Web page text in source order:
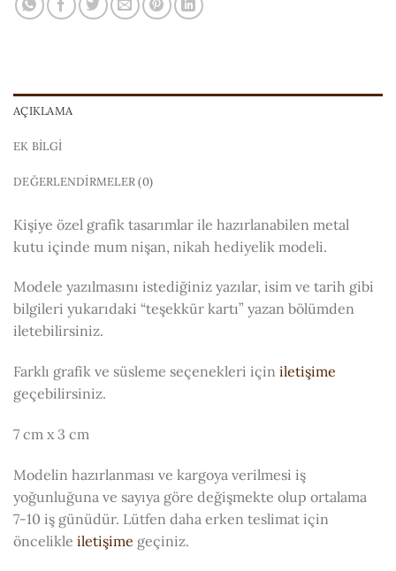
AÇIKLAMA
EK BILGI
DEĞERLENDIRMELER (0)
Kişiye özel grafik tasarımlar ile hazırlanabilen metal
kutu içinde mum nişan, nikah hediyelik modeli.
Modele yazılmasını istediğiniz yazılar, isim ve tarih gibi
bilgileri yukarıdaki “teşekkür kartı” yazan bölümden
iletebilirsiniz.
Farklı grafik ve süsleme seçenekleri için iletişime
geçebilirsiniz.
7 cm x 3 cm
Modelin hazırlanması ve kargoya verilmesi iş
yoğunluğuna ve sayıya göre değişmekte olup ortalama
7-10 iş günüdür. Lütfen daha erken teslimat için
öncelikle iletişime geçiniz.